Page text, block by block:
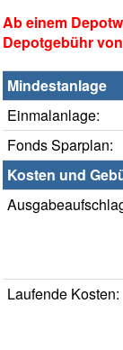
Ab einem
Depotgebühr
Mindestanlage
Einmalanlage:
Fonds Sparplan:
Kosten und
Laufende Kosten: